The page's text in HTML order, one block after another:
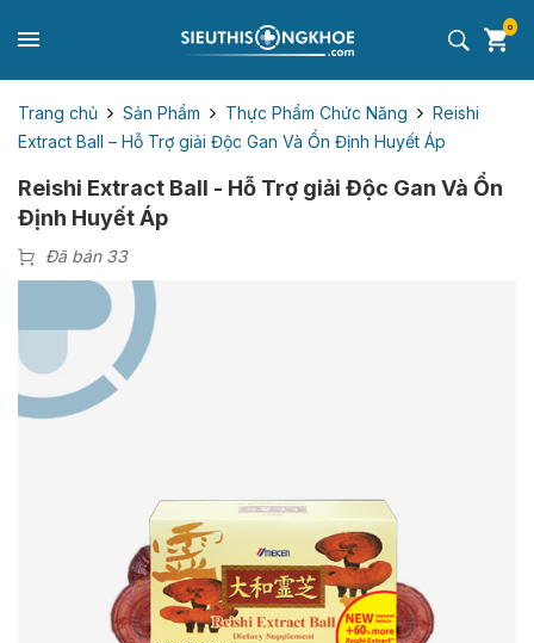
0
Trang chủ Sản Phẩm Thực Phẩm Chức Năng
Reishi
Extract Ball – Hỗ Trợ giải Độc Gan Và Ổn Định Huyết Áp
Reishi Extract Ball - Hỗ Trợ giải Độc Gan Và Ổn
Định Huyết Áp
Đã bán 33